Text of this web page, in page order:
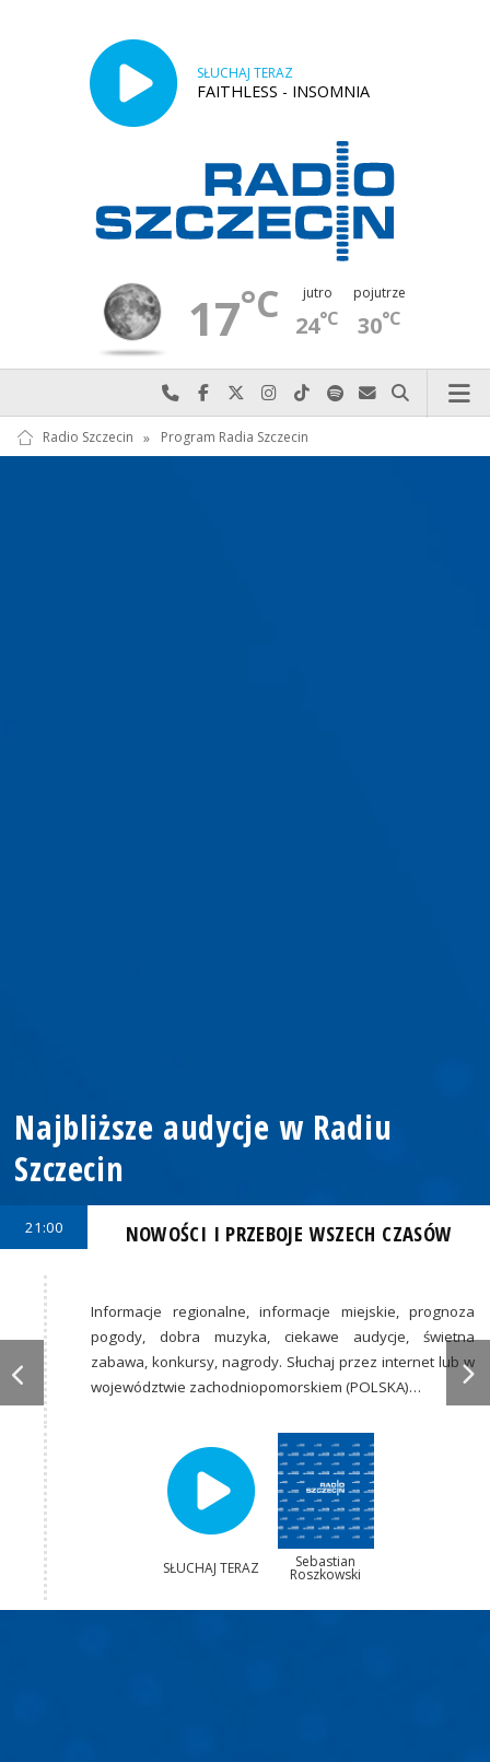
SŁUCHAJ TERAZ
FAITHLESS - INSOMNIA
17°C jutro
24°C
pojutrze
30°C
Najlepiej po prostu do nas zadzwoń
Odwiedź nas na Facebook-u
Odwiedź nas na X
Odwiedź nas na Instagram-ie
Odwiedź nas na TikTok-u
Szukaj nas na Spotify
Wyślij do nas
Szukaj
Radio Szczecin » Program Radia Szczecin
Najbliższe audycje w Radiu
Szczecin
21:00 NOWOŚCI I PRZEBOJE WSZECH CZASÓW
Informacje regionalne, informacje miejskie, prognoza
pogody, dobra muzyka, ciekawe audycje, świetna
zabawa, konkursy, nagrody. Słuchaj przez internet lub w
województwie zachodniopomorskiem (POLSKA)…
SŁUCHAJ TERAZ Sebastian
Roszkowski